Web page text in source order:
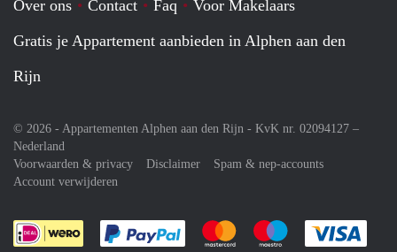
Over ons Contact Faq
Voor Makelaars
Gratis je Appartement aanbieden in Alphen aan den
Rijn
© 2026 - Appartementen Alphen aan den Rijn - KvK nr. 02094127 –
Nederland
Voorwaarden & privacy
Disclaimer
Spam & nep-accounts
Account verwijderen
Je rekent gemakkelijk af met Paypal
Je rekent gemakkelijk af met
Je rekent